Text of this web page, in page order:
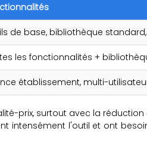
de base, bibliothèque
les fonctionnalités +
établissement, multi-
prix, surtout avec la
intensément l'outil et ont